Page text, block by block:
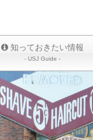
知っておきたい情報
- USJ Guide -